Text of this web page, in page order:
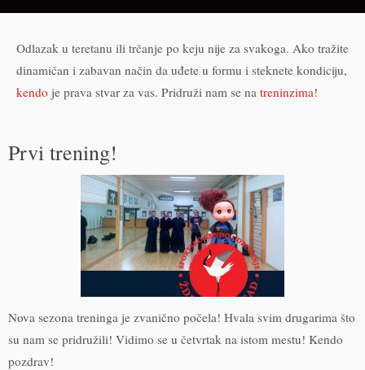
Odlazak u teretanu ili trčanje po keju nije za svakoga. Ako tražite
dinamičan i zabavan način da uđete u formu i steknete kondiciju,
kendo je prava stvar za vas. Pridruži nam se na treninzima!
Prvi trening!
Nova sezona treninga je zvanično počela! Hvala svim drugarima što
su nam se pridružili! Vidimo se u četvrtak na istom mestu! Kendo
pozdrav!